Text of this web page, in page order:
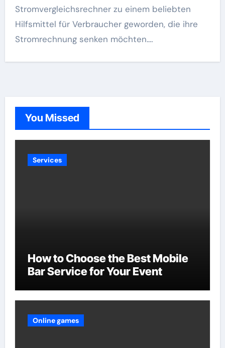
Stromvergleichsrechner zu einem beliebten
Hilfsmittel für Verbraucher geworden, die ihre
Stromrechnung senken möchten.…
You Missed
Services
How to Choose the Best Mobile
Bar Service for Your Event
Online games